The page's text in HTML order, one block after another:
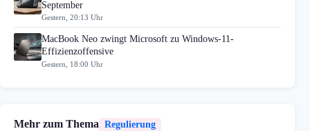
September
Gestern, 20:13 Uhr
MacBook Neo zwingt Microsoft zu Windows-11-
Effizienzoffensive
Gestern, 18:00 Uhr
Mehr zum Thema Regulierung